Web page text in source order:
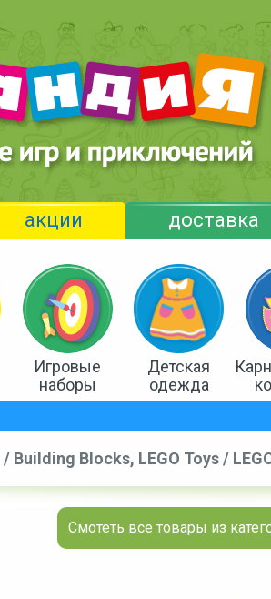
акции доставка
Игровые
наборы
Детская
одежда
/ Building Blocks, LEGO Toys/
Смотеть все товары из